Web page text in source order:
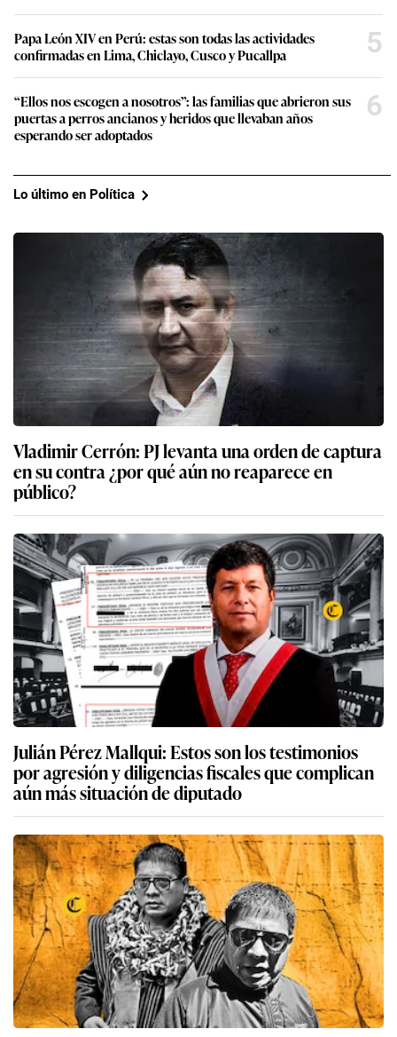
Papa León XIV en Perú: estas son todas las actividades
confirmadas en Lima, Chiclayo, Cusco y Pucallpa
5
“Ellos nos escogen a nosotros”: las familias que abrieron sus
puertas a perros ancianos y heridos que llevaban años
esperando ser adoptados
6
Lo último en Política
Vladimir Cerrón: PJ levanta una orden de captura
en su contra ¿por qué aún no reaparece en
público?
Julián Pérez Mallqui: Estos son los testimonios
por agresión y diligencias fiscales que complican
aún más situación de diputado